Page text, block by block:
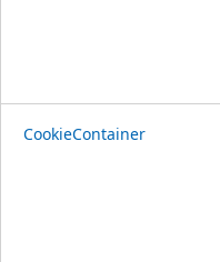
CookieContainer